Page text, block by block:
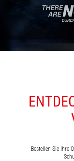
Bestellen Sie Ihre